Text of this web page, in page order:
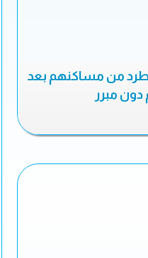
من مساكنهم بعد
دون مبرر